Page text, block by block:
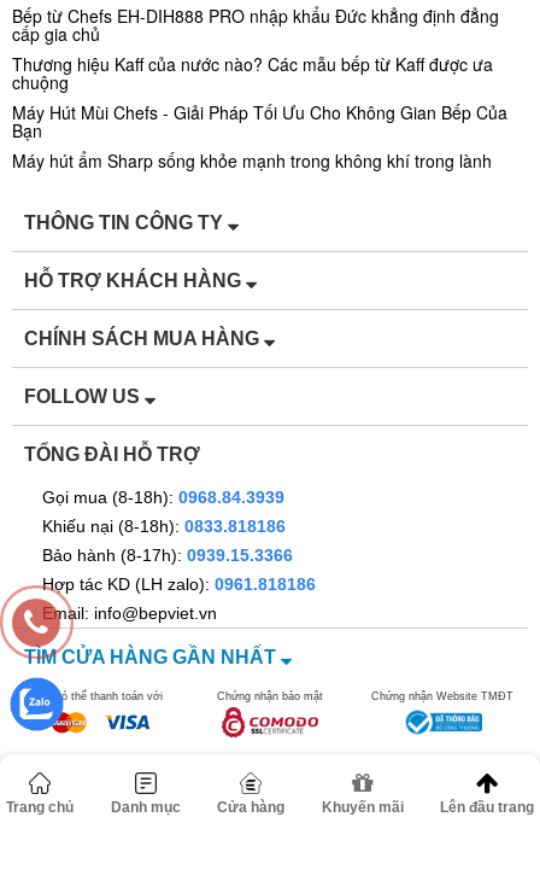
Bếp từ Chefs EH-DIH888 PRO nhập khẩu Đức khẳng định đẳng
cấp gia chủ
Thương hiệu Kaff của nước nào? Các mẫu bếp từ Kaff được ưa
chuộng
Máy Hút Mùi Chefs - Giải Pháp Tối Ưu Cho Không Gian Bếp Của
Bạn
Máy hút ẩm Sharp sống khỏe mạnh trong không khí trong lành
THÔNG TIN CÔNG TY
HỖ TRỢ KHÁCH HÀNG
CHÍNH SÁCH MUA HÀNG
FOLLOW US
TỔNG ĐÀI HỖ TRỢ
Gọi mua (8-18h): 0968.84.3939
Khiếu nại (8-18h): 0833.818186
Bảo hành (8-17h): 0939.15.3366
Hợp tác KD (LH zalo): 0961.818186
Email: info@bepviet.vn
TÌM CỬA HÀNG GẦN NHẤT
Bạn có thể thanh toán với Chứng nhận bảo mật Chứng nhận Website TMĐT
©2016 bepviet.vn - Công ty TNHH Dann Việt Nam. MST
Trang chủ Danh mục Cửa hàng Khuyến mãi Lên đầu trang